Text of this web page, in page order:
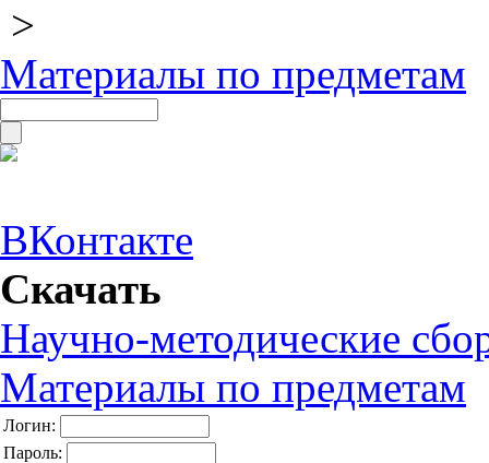
>
Материалы по предметам
ВКонтакте
Скачать
Научно-методические
Материалы по предметам
Логин:
Пароль: